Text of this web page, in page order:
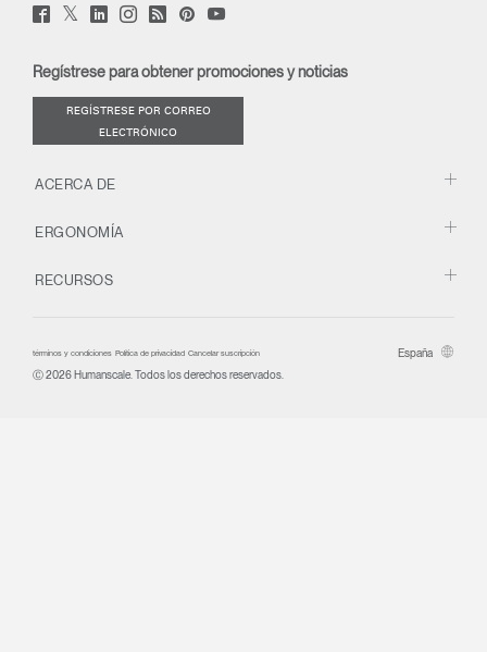
Facebook
(opens
Twitter
(opens
LinkedIn
(opens
Instagram
(opens
Humanscale
Blog
window)
PinterstYouTube
Regístrese para obtener promociones y noticias
REGÍSTRESE POR CORREO
ELECTRÓNICO
ACERCA DE
ERGONOMÍA
RECURSOS
términos y condiciones Política de privacidad Cancelar suscripción
España
Ⓒ 2026 Humanscale. Todos los derechos reservados.